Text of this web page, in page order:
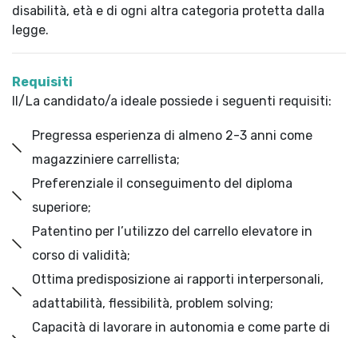
disabilità, età e di ogni altra categoria protetta dalla
legge.
Requisiti
Il/La candidato/a ideale possiede i seguenti requisiti:
Pregressa esperienza di almeno 2-3 anni come
magazziniere carrellista;
Preferenziale il conseguimento del diploma
superiore;
Patentino per l’utilizzo del carrello elevatore in
corso di validità;
Ottima predisposizione ai rapporti interpersonali,
adattabilità, flessibilità, problem solving;
Capacità di lavorare in autonomia e come parte di